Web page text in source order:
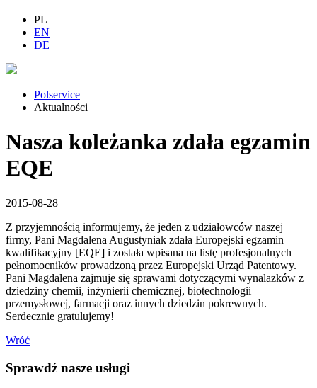
PL
EN
DE
Polservice
Aktualności
Nasza koleżanka zdała egzamin
EQE
2015-08-28
Z przyjemnością informujemy, że jeden z udziałowców naszej
firmy, Pani Magdalena Augustyniak zdała Europejski egzamin
kwalifikacyjny [EQE] i została wpisana na listę profesjonalnych
pełnomocników prowadzoną przez Europejski Urząd Patentowy.
Pani Magdalena zajmuje się sprawami dotyczącymi wynalazków z
dziedziny chemii, inżynierii chemicznej, biotechnologii
przemysłowej, farmacji oraz innych dziedzin pokrewnych.
Serdecznie gratulujemy!
Wróć
Sprawdź nasze usługi